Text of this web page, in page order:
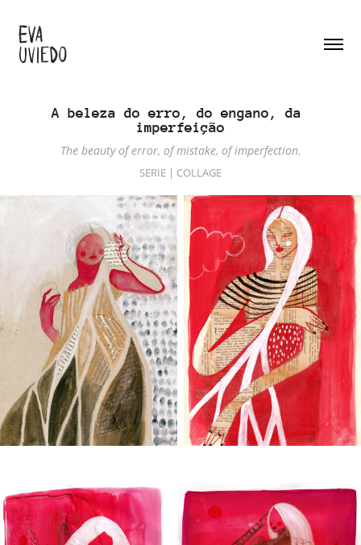
A beleza do erro, do engano, da
imperfeição
The beauty of error, of mistake, of imperfection.
SERIE | COLLAGE